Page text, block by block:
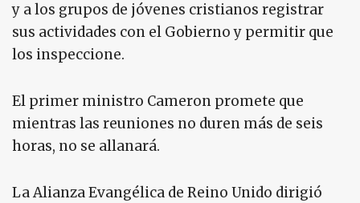
y a los grupos de jóvenes cristianos registrar
sus actividades con el Gobierno y permitir que
los inspeccione.
El primer ministro Cameron promete que
mientras las reuniones no duren más de seis
horas, no se allanará.
La Alianza Evangélica de Reino Unido dirigió